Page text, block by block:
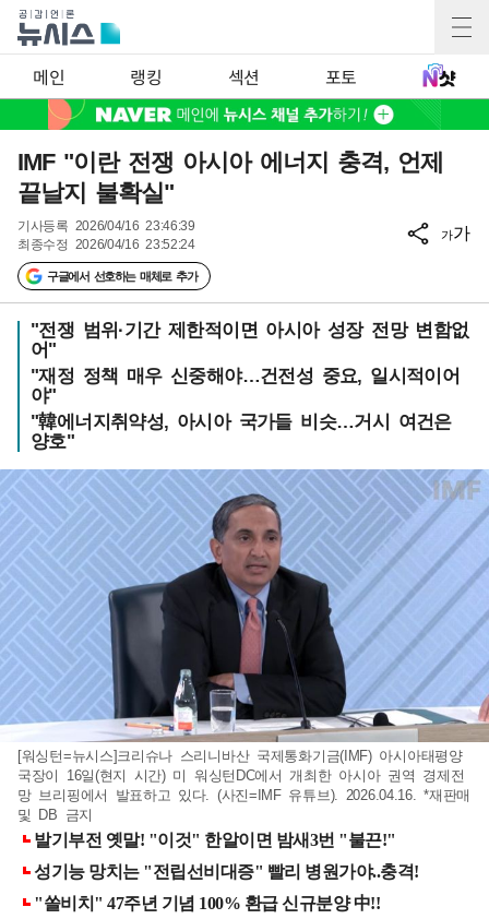
메인 랭킹 섹션 포토
IMF "이란 전쟁 아시아 에너지 충격, 언제
끝날지 불확실"
기사등록 2026/04/16 23:46:39
최종수정 2026/04/16 23:52:24
구글에서 선호하는 매체로 추가
가가
"전쟁 범위·기간 제한적이면 아시아 성장 전망 변함없
어"
"재정 정책 매우 신중해야…건전성 중요, 일시적이어
야"
"韓에너지취약성, 아시아 국가들 비슷…거시 여건은
양호"
[워싱턴=뉴시스]크리슈나 스리니바산 국제통화기금(IMF) 아시아태평양
국장이 16일(현지 시간) 미 워싱턴DC에서 개최한 아시아 권역 경제전
망 브리핑에서 발표하고 있다. (사진=IMF 유튜브). 2026.04.16. *재판매
및 DB 금지